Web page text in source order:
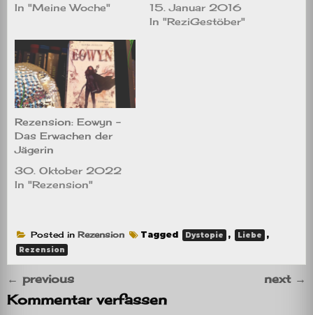
In "Meine Woche"
15. Januar 2016
In "ReziGestöber"
Rezension: Eowyn –
Das Erwachen der
Jägerin
30. Oktober 2022
In "Rezension"
Posted in Rezension Tagged Dystopie , Liebe ,
Rezension
← previous next →
Kommentar verfassen